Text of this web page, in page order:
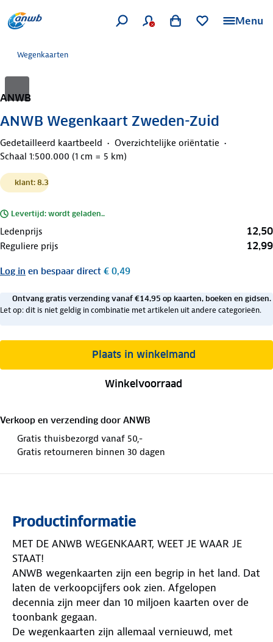
Menu
Wegenkaarten
ANWB
ANWB Wegenkaart Zweden-Zuid
Gedetailleerd kaartbeeld
Overzichtelijke oriëntatie
Schaal 1:500.000 (1 cm = 5 km)
klant: 8.3
Levertijd: wordt geladen..
Ledenprijs 12,50
Reguliere prijs 12,99
Log in en bespaar direct € 0,49
Ontvang gratis verzending vanaf €14,95 op kaarten, boeken en gidsen.
Let op: dit is niet geldig in combinatie met artikelen uit andere categorieën.
Plaats in winkelmand
Winkelvoorraad
Verkoop en verzending door ANWB
Gratis thuisbezorgd vanaf 50,-
Gratis retourneren binnen 30 dagen
Productinformatie
MET DE ANWB WEGENKAART, WEET JE WAAR JE
STAAT!
ANWB wegenkaarten zijn een begrip in het land. Dat
laten de verkoopcijfers ook zien. Afgelopen
decennia zijn meer dan 10 miljoen kaarten over de
toonbank gegaan.
De wegenkaarten zijn allemaal vernieuwd, met